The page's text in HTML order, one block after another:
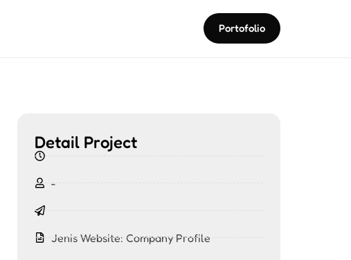
Portofolio
Detail Project
-
Jenis Website: Company Profile